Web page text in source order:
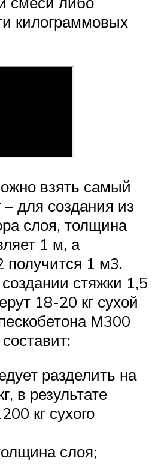
килограммовых
взять самый
– для создания из
слоя, толщина
1 м, а
получится 1 м3.
стяжки 1,5
18-20 кг сухой
М300
разделить на
в результате
кг сухого
слоя;